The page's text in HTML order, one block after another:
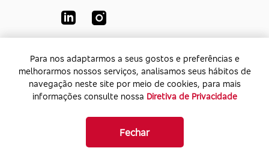
Para nos adaptarmos a seus gostos e preferências e
melhorarmos nossos serviços, analisamos seus hábitos de
navegação neste site por meio de cookies, para mais
informações consulte nossa Diretiva de Privacidade
Fechar
Bradesco Saúde S/A
CNPJ:92.693.118/0001-60
Endereço:
Av. Rio de Janeiro, 555 - Caju - Rio de
Janeiro - Rio de Janeiro - CEP: 20.931-675
Para nos adaptarmos a seus gostos e preferências e
melhorarmos nossos serviços, analisamos seus hábitos de
navegação neste site por meio de cookies, para mais
informações consulte nossa Diretiva de Privacidade
Fechar